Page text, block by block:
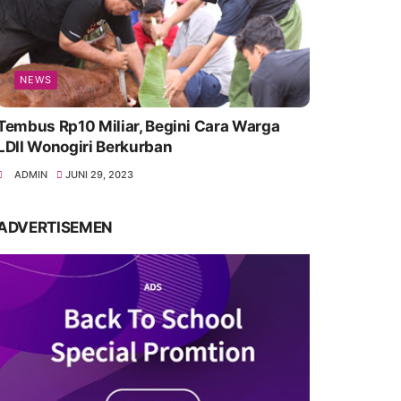
NEWS
Rp10 Miliar, Begini Cara Warga
Wonogiri Berkurban
ADMIN JUNI 29, 2023